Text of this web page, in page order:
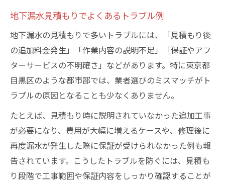
地下漏水見積もりでよくあるトラブル例
地下漏水の見積もりで多いトラブルには、「見積もり後
の追加料金発生」「作業内容の説明不足」「保証やアフ
ターサービスの不明確さ」などがあります。特に東京都
目黒区のような都市部では、業者選びのミスマッチがト
ラブルの原因となることも少なくありません。
たとえば、見積もり時に説明されていなかった追加工事
が必要になり、費用が大幅に増えるケースや、修理後に
再度漏水が発生した際に保証が受けられなかった例も報
告されています。こうしたトラブルを防ぐには、見積も
り段階で工事範囲や保証内容をしっかり確認することが